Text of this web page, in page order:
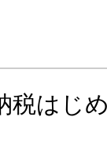
税はじ